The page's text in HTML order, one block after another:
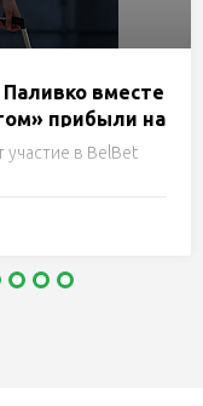
вместе
прибыли на
участие в BelBet